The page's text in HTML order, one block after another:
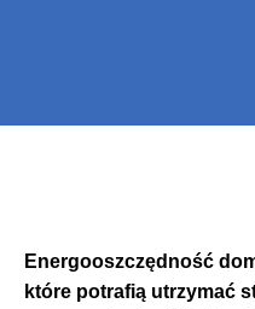
Energooszczędność
które potrafią utrzymać